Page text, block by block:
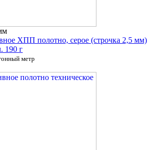
ХПП полотно, серое (строчка 2,5 мм)
190 г
метр